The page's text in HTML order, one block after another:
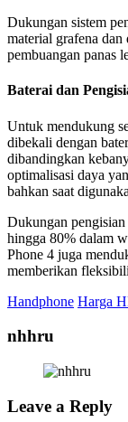
Dukungan sistem
material grafena
pembuangan panas
Baterai dan
Untuk mendukung
dibekali dengan
dibandingkan
optimalisasi daya
bahkan saat
Dukungan
hingga 80% dalam
Phone 4 juga
memberikan
Handphone Harga
nhhru
Leave a Reply